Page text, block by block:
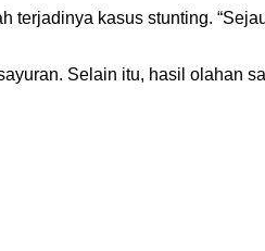
terjadinya kasus stunting.
Selain itu, hasil olahan